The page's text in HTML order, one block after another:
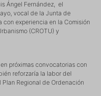
Ángel Fernández, el
vocal de la Junta de
experiencia en la Comisión
(CROTU) y
próximas convocatorias con
reforzaría la labor del
Regional de Ordenación